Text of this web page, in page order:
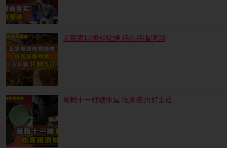
正宗泰国海鲜烧烤 任吃任喝啤酒
蕉赖十一哩糖水屋 吃宵夜的好去处